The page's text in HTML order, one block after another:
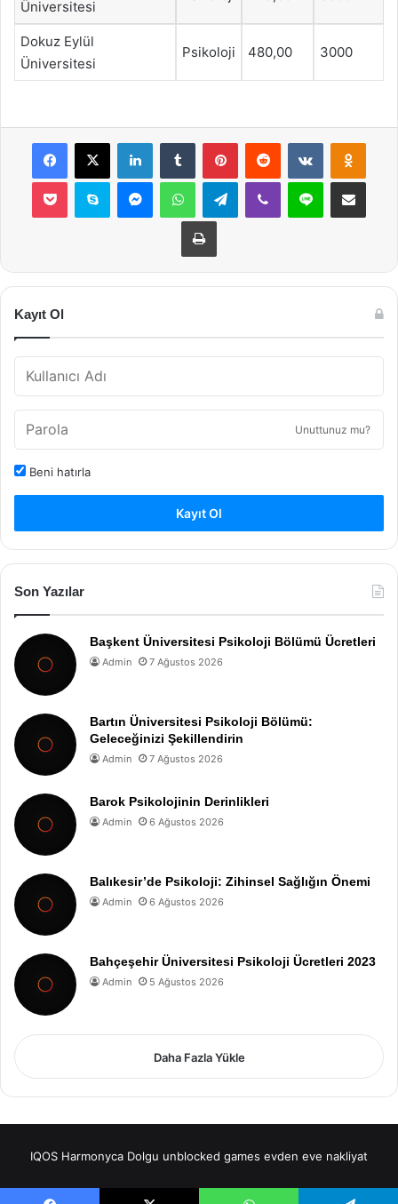
Üniversitesi
Dokuz Eylül
Üniversitesi
Psikoloji 480,00 3000
Facebook
X LinkedInTumblr PinterestReddit VKontakte
Pocket Skype MessengerWhatsAppTelegramViber Line E-Posta ile
Yazdır
Kayıt Ol
Unuttunuz mu?
Beni hatırla
Kayıt Ol
Son Yazılar
Başkent Üniversitesi Psikoloji Bölümü Ücretleri
Admin 7 Ağustos 2026
Bartın Üniversitesi Psikoloji Bölümü:
Geleceğinizi Şekillendirin
Admin 7 Ağustos 2026
Barok Psikolojinin Derinlikleri
Admin 6 Ağustos 2026
Balıkesir’de Psikoloji: Zihinsel Sağlığın Önemi
Admin 6 Ağustos 2026
Bahçeşehir Üniversitesi Psikoloji Ücretleri 2023
Admin 5 Ağustos 2026
Daha Fazla Yükle
IQOS Harmonyca Dolgu unblocked games evden eve nakliyat